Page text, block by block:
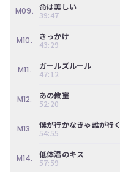
M09. 命は美しい
39:47
M10.
きっかけ
43:29
M11.
ガールズルール
47:12
M12.
あの教室
52:20
M13.
僕が行かなきゃ誰が行
54:55
M14.
低体温のキス
57:59